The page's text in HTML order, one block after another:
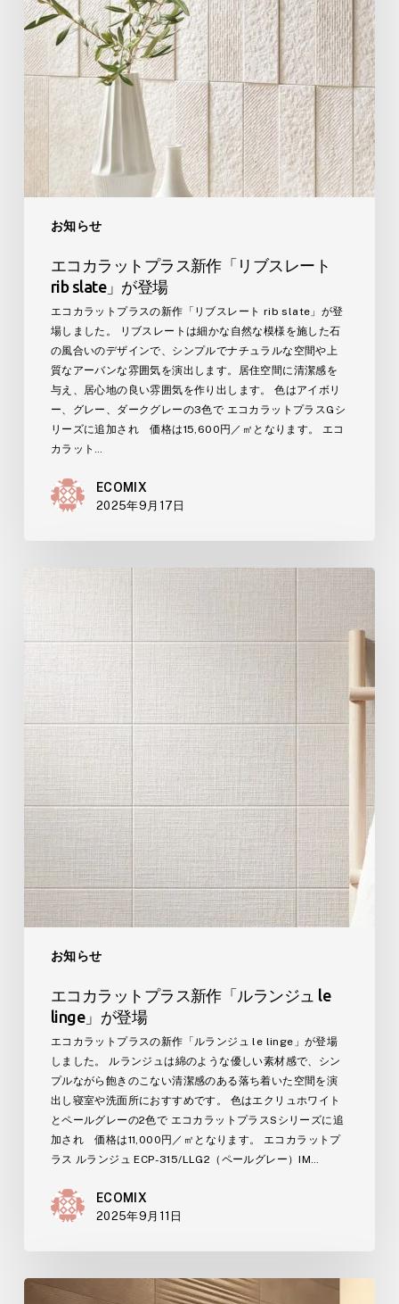
お知らせ
ス
新
作
「リ
ブ
ス
レ
slate」
エコカラットプラス新作「リブスレート
rib slate」が登場
エコカラットプラスの新作「リブスレート rib slate」が登
場しました。 リブスレートは細かな自然な模様を施した石
の風合いのデザインで、シンプルでナチュラルな空間や上
質なアーバンな雰囲気を演出します。居住空間に清潔感を
与え、居心地の良い雰囲気を作り出します。 色はアイボリ
ー、グレー、ダークグレーの3色で エコカラットプラスGシ
リーズに追加され 価格は15,600円／㎡となります。 エコ
カラット…
ECOMIX
2025年9月17日
お知らせ
ス
新
「ル
ラ
ン
ュ
le
linge」
が
エコカラットプラス新作「ルランジュ le
linge」が登場
エコカラットプラスの新作「ルランジュ le linge」が登場
しました。 ルランジュは綿のような優しい素材感で、シン
プルながら飽きのこない清潔感のある落ち着いた空間を演
出し寝室や洗面所におすすめです。 色はエクリュホワイト
とペールグレーの2色で エコカラットプラスSシリーズに追
加され 価格は11,000円／㎡となります。 エコカラットプ
ラス ルランジュ ECP-315/LLG2（ペールグレー）IM…
ECOMIX
2025年9月11日
年